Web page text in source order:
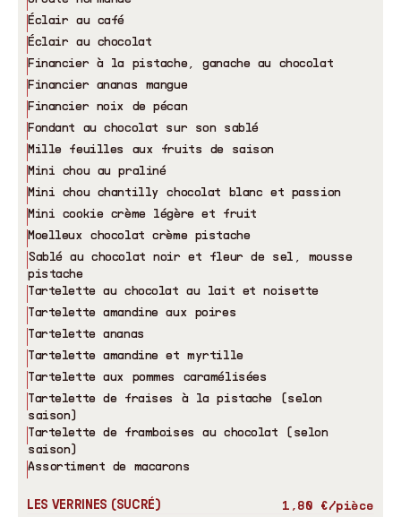
Éclair au café
Éclair au chocolat
Financier à la pistache, ganache au chocolat
Financier ananas mangue
Financier noix de pécan
Fondant au chocolat sur son sablé
Mille feuilles aux fruits de saison
Mini chou au praliné
Mini chou chantilly chocolat blanc et passion
Mini cookie crème légère et fruit
Moelleux chocolat crème pistache
Sablé au chocolat noir et fleur de sel, mousse
pistache
Tartelette au chocolat au lait et noisette
Tartelette amandine aux poires
Tartelette ananas
Tartelette amandine et myrtille
Tartelette aux pommes caramélisées
Tartelette de fraises à la pistache (selon
saison)
Tartelette de framboises au chocolat (selon
saison)
Assortiment de macarons
LES VERRINES (SUCRÉ)
1,80 €/pièce